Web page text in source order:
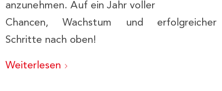
anzunehmen. Auf ein Jahr voller
Chancen, Wachstum und erfolgreicher
Schritte nach oben!
Weiterlesen